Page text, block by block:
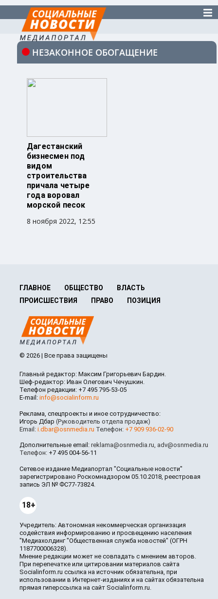
НЕЗАКОННОЕ ОБОГАЩЕНИЕ
Дагестанский
бизнесмен под
видом
строительства
причала четыре
года воровал
морской песок
8 ноября 2022, 12:55
ГЛАВНОЕ ОБЩЕСТВО
ВЛАСТЬ
ПРОИСШЕСТВИЯ
ПРАВО ПОЗИЦИЯ
© 2026 | Все права защищены
Главный редактор: Максим Григорьевич Бардин.
Шеф-редактор: Иван Олегович Чечушкин.
Телефон редакции: +7 495 795-53-05
E-mail: info@socialinform.ru
Реклама, спецпроекты и иное сотрудничество:
Игорь Дбар (Руководитель отдела продаж)
Email: i.dbar@osnmedia.ru Телефон: +7 909 936-02-90
Дополнительные email: reklama@osnmedia.ru, adv@osnmedia.ru
Телефон: +7 495 004-56-11
Сетевое издание Медиапортал "Социальные новости"
зарегистрировано Роскомнадзором 05.10.2018, реестровая
запись ЭЛ № ФС77-73824.
18+
Учредитель: Автономная некоммерческая организация
содействия информированию и просвещению населения
"Медиахолдинг "Общественная служба новостей" (ОГРН
1187700006328).
Мнение редакции может не совпадать с мнением авторов.
При перепечатке или цитировании материалов сайта
Socialinform.ru ссылка на источник обязательна, при
использовании в Интернет-изданиях и на сайтах обязательна
прямая гиперссылка на сайт Socialinform.ru.